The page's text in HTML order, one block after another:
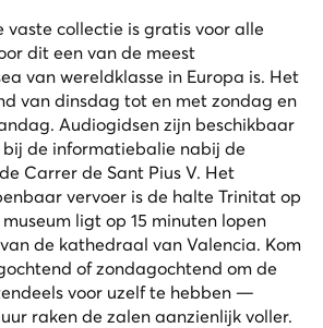
collectie is gratis voor alle
dit een van de meest
van wereldklasse in Europa is. Het
van dinsdag tot en met zondag en
Audiogidsen zijn beschikbaar
de informatiebalie nabij de
Carrer de Sant Pius V. Het
vervoer is de halte Trinitat op
ligt op 15 minuten lopen
de kathedraal van Valencia. Kom
of zondagochtend om de
voor uzelf te hebben —
raken de zalen aanzienlijk voller.